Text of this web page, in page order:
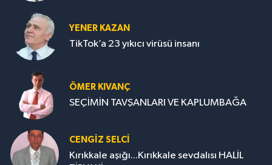
YENER KAZAN
TikTok’a 23 yıkıcı virüsü insanı
ÖMER KIVANÇ
SEÇİMİN TAVŞANLARI VE KAPLUMBAĞA
CENGİZ SELCİ
Kırıkkale aşığı...Kırıkkale sevdalısı HALİL